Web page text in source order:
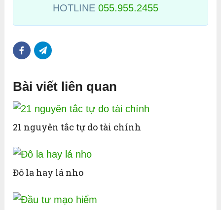
HOTLINE055.955.2455
Bài viết liên quan
21 nguyên tắc tự do tài chính
Đô la hay lá nho